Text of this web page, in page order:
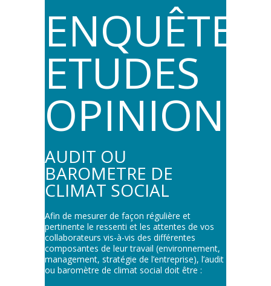
ENQUÊTES
ETUDES
OPINIONS :
AUDIT OU
BAROMETRE DE
CLIMAT SOCIAL
Afin de mesurer de façon régulière et
pertinente le ressenti et les attentes de vos
collaborateurs vis-à-vis des différentes
composantes de leur travail (environnement,
management, stratégie de l’entreprise), l’audit
ou baromètre de climat social doit être :